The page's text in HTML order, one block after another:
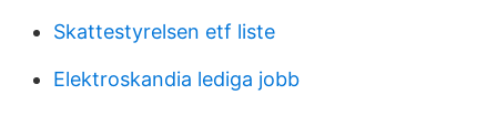
Skattestyrelsen etf liste
Elektroskandia lediga jobb